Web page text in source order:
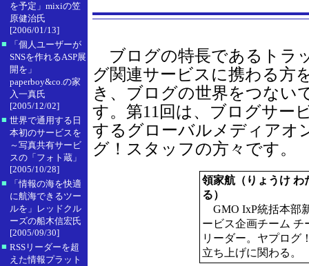
を予定」mixiの笠
原健治氏
[2006/01/13]
■
「個人ユーザーが
SNSを作れるASP展
開を」
paperboy&co.の家
入一真氏
[2005/12/02]
■ 世界で通用する日
本初のサービスを
～写真共有サービ
スの「フォト蔵」
[2005/10/28]
■
「情報の海を快適
に航海できるツー
ルを」レッドクル
ーズの船木信宏氏
[2005/09/30]
■ RSSリーダーを超
えた情報プラット
ブログの特長であるトラ
グ関連サービスに携わる方
き、ブログの世界をつない
す。第11回は、ブログサー
するグローバルメディアオ
グ！スタッフの方々です。
領家航（りょうけ わ
る）
GMO IxP統括本部
ービス企画チーム チ
リーダー。ヤプログ
立ち上げに関わる。